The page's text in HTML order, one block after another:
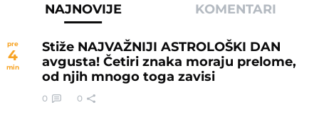
NAJNOVIJE KOMENTARI
pre
4
min
Stiže NAJVAŽNIJI ASTROLOŠKI DAN
avgusta! Četiri znaka moraju prelome,
od njih mnogo toga zavisi
0 0